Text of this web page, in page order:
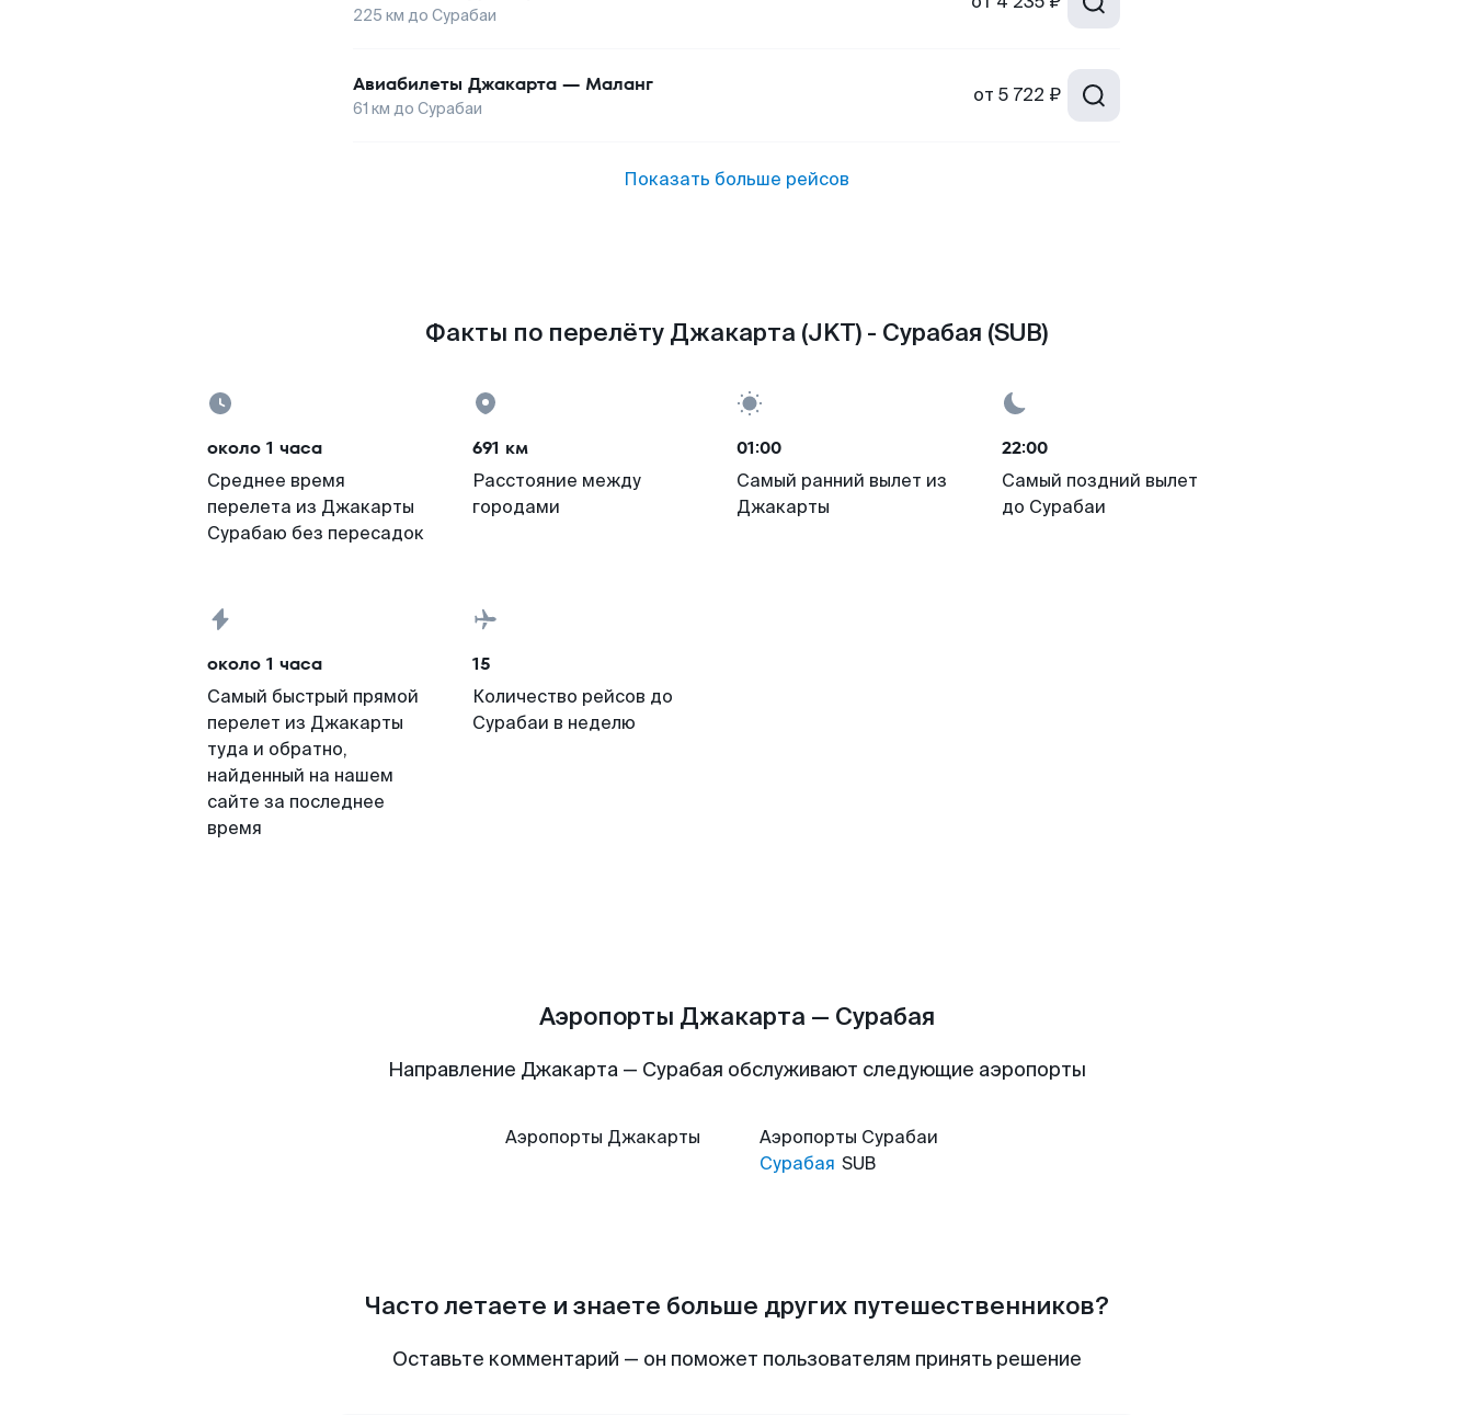
225 км до Сурабаи
Авиабилеты Джакарта — Маланг
61 км до Сурабаи
от 5 722 ₽
Показать больше рейсов
Факты по перелёту Джакарта (JKT) - Сурабая (SUB)
около 1 часа
Среднее время
перелета из Джакарты
Сурабаю без пересадок
691 км
Расстояние между
городами
01:00
Самый ранний вылет из
Джакарты
22:00
Самый поздний вылет
до Сурабаи
около 1 часа
Самый быстрый прямой
перелет из Джакарты
туда и обратно,
найденный на нашем
сайте за последнее
время
15
Количество рейсов до
Сурабаи в неделю
Аэропорты Джакарта — Сурабая
Направление Джакарта — Сурабая обслуживают следующие аэропорты
Аэропорты Джакарты Аэропорты Сурабаи
Сурабая SUB
Часто летаете и знаете больше других путешественников?
Оставьте комментарий — он поможет пользователям принять решение